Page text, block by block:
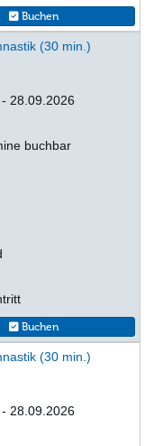
Buchen
(30 min.)
28.09.2026
buchbar
Buchen
(30 min.)
28.09.2026